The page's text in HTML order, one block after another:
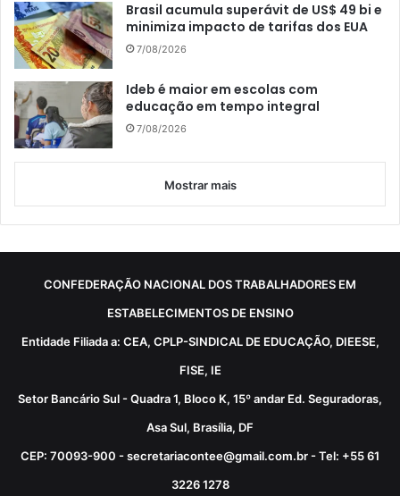
Brasil acumula superávit de US$ 49 bi e
minimiza impacto de tarifas dos EUA
7/08/2026
Ideb é maior em escolas com
educação em tempo integral
7/08/2026
Mostrar mais
CONFEDERAÇÃO NACIONAL DOS TRABALHADORES EM
ESTABELECIMENTOS DE ENSINO
Entidade Filiada a: CEA, CPLP-SINDICAL DE EDUCAÇÃO, DIEESE,
FISE, IE
Setor Bancário Sul - Quadra 1, Bloco K, 15º andar Ed. Seguradoras,
Asa Sul, Brasília, DF
CEP: 70093-900 - secretariacontee@gmail.com.br - Tel: +55 61
3226 1278